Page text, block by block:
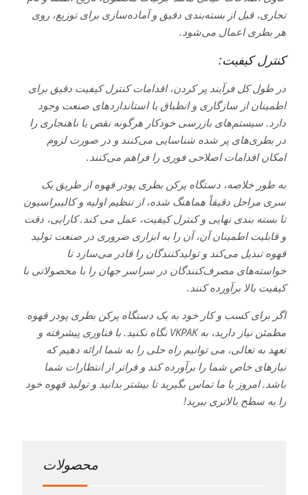
تجاری، قبل از بسته‌بندی دقیق و آماده‌سازی برای توزیع، روی
هر بطری اعمال می‌شود.
کنترل کیفیت:
در طول کل فرآیند پر کردن، اقدامات کنترل کیفیت دقیق برای
اطمینان از سازگاری و انطباق با استانداردهای صنعت وجود
دارد. سیستم‌های بازرسی خودکار هرگونه نقص یا ناهنجاری را
در بطری‌های پر شده شناسایی می‌کنند و در صورت لزوم
امکان اقدامات اصلاحی فوری را فراهم می‌کنند.
به طور خلاصه، دستگاه پرکن بطری پودر قهوه از طریق یک
سری مراحل دقیقاً هماهنگ شده، از تنظیم اولیه و کالیبراسیون
تا بسته بندی نهایی و کنترل کیفیت، عمل می کند. کارایی، دقت
و قابلیت اطمینان آن، آن را به ابزاری ضروری در صنعت تولید
قهوه تبدیل می‌کند و تولیدکنندگان را قادر می‌سازد تا
خواسته‌های مصرف‌کنندگان در سراسر جهان را با محصولاتی با
کیفیت بالا برآورده کنند.
اگر برای کسب و کار خود به یک دستگاه پرکن بطری پودر قهوه
مطمئن نیاز دارید، به VKPAK نگاه نکنید. با فناوری پیشرفته و
تعهد به تعالی، می توانیم راه حلی را به شما ارائه دهیم که
نیازهای خاص شما را برآورده کند و فراتر از انتظارات شما
باشد. امروز با ما تماس بگیرید تا بیشتر بدانید و تولید قهوه خود
را به سطح بالاتری ببرید!
محصولات